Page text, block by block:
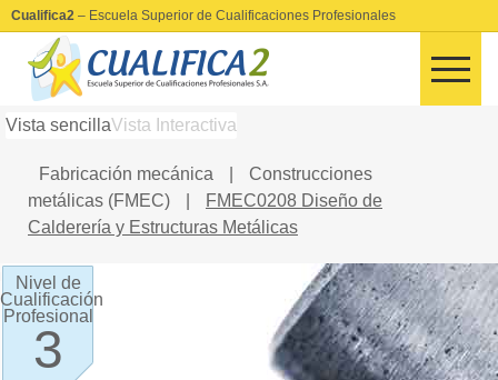
Cualifica2 – Escuela Superior de Cualificaciones Profesionales
Vista sencillaVista Interactiva
Fabricación mecánica
Construcciones
metálicas (FMEC)
FMEC0208 Diseño de
Calderería y Estructuras Metálicas
Nivel de
Cualificación
Profesional
3